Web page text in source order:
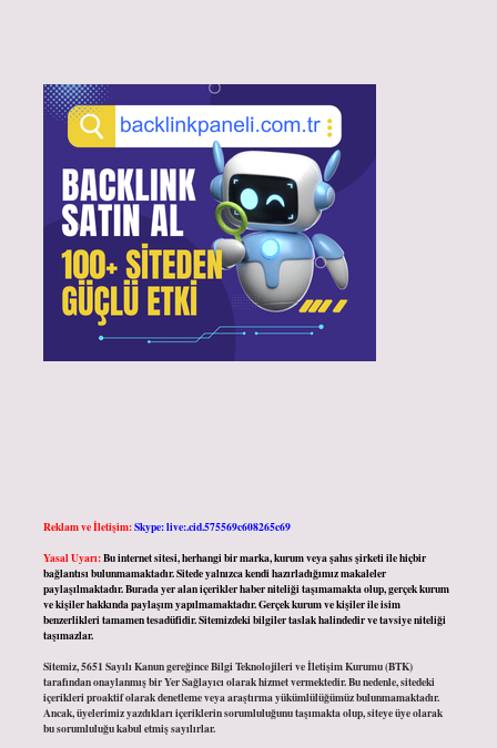
Reklam ve İletişim:Skype: live:.cid.575569c608265c69
Yasal Uyarı:Bu internet sitesi, herhangi bir marka, kurum veya şahıs şirketi ile hiçbir
bağlantısı bulunmamaktadır. Sitede yalnızca kendi hazırladığımız makaleler
paylaşılmaktadır. Burada yer alan içerikler haber niteliği taşımamakta olup, gerçek kurum
ve kişiler hakkında paylaşım yapılmamaktadır. Gerçek kurum ve kişiler ile isim
benzerlikleri tamamen tesadüfidir. Sitemizdeki bilgiler taslak halindedir ve tavsiye niteliği
taşımazlar.
Sitemiz, 5651 Sayılı Kanun gereğince Bilgi Teknolojileri ve İletişim Kurumu (BTK)
tarafından onaylanmış bir Yer Sağlayıcı olarak hizmet vermektedir. Bu nedenle, sitedeki
içerikleri proaktif olarak denetleme veya araştırma yükümlülüğümüz bulunmamaktadır.
Ancak, üyelerimiz yazdıkları içeriklerin sorumluluğunu taşımakta olup, siteye üye olarak
bu sorumluluğu kabul etmiş sayılırlar.